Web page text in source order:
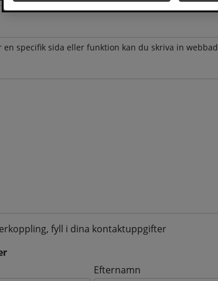
en specifik sida eller funktion kan du skriva in
fyll i dina kontaktuppgifter
Efternamn